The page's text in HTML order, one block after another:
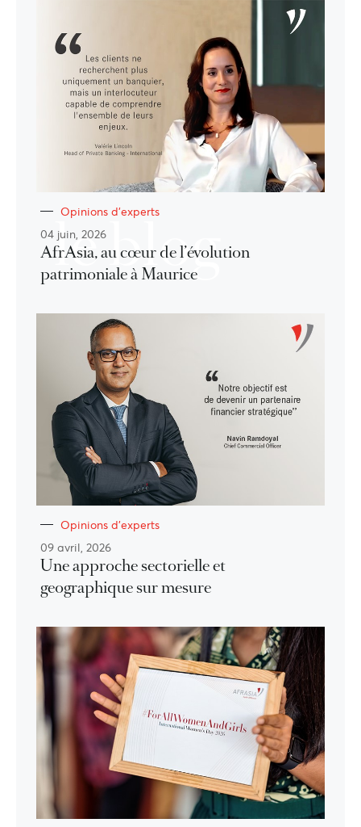
le blog
Opinions d'experts
04 juin, 2026
AfrAsia, au cœur de l’évolution
patrimoniale à Maurice
Opinions d'experts
09 avril, 2026
Une approche sectorielle et
geographique sur mesure